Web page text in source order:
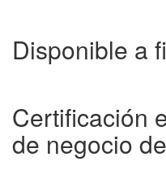
Disponible a
Certificación
de negocio